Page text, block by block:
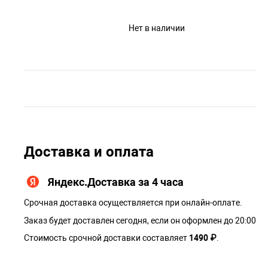
Нет в наличии
Доставка и оплата
Яндекс.Доставка за 4 часа
Срочная доставка осуществляется при онлайн-оплате.
Заказ будет доставлен сегодня, если он оформлен до 20:00.
Стоимость срочной доставки составляет 1490 ₽